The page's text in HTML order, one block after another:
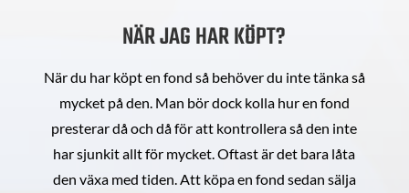
NÄR JAG HAR KÖPT?
När du har köpt en fond så behöver du inte tänka så
mycket på den. Man bör dock kolla hur en fond
presterar då och då för att kontrollera så den inte
har sjunkit allt för mycket. Oftast är det bara låta
den växa med tiden. Att köpa en fond sedan sälja